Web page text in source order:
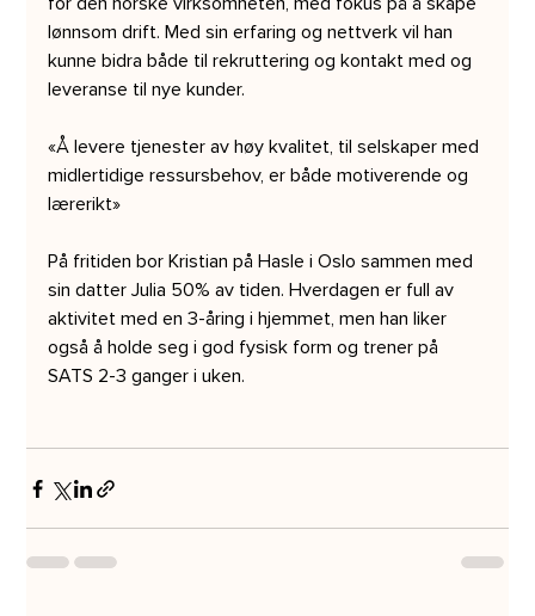
lønnsom drift. Med sin erfaring og nettverk vil han
kunne bidra både til rekruttering og kontakt med og
leveranse til nye kunder.
«Å levere tjenester av høy kvalitet, til selskaper med
midlertidige ressursbehov, er både motiverende og
lærerikt»
På fritiden bor Kristian på Hasle i Oslo sammen med
sin datter Julia 50% av tiden. Hverdagen er full av
aktivitet med en 3-åring i hjemmet, men han liker
også å holde seg i god fysisk form og trener på
SATS 2-3 ganger i uken.